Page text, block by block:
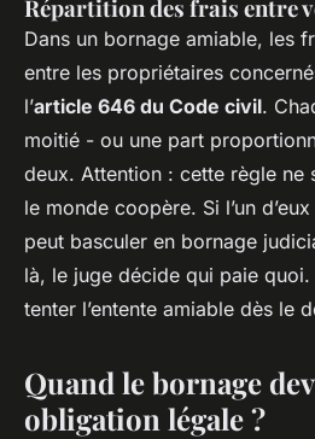
Répartition des frais entre
Dans un bornage amiable, les
entre les propriétaires
l’article 646 du Code civil.
moitié - ou une part
deux. Attention : cette règle ne
le monde coopère. Si l’un
peut basculer en bornage
là, le juge décide qui paie
tenter l’entente amiable dès le
Quand le bornage
obligation légale ?